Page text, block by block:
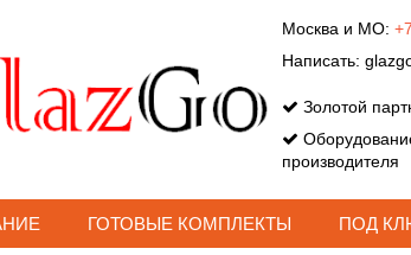
Москва и МО:
Написать:
Золотой
производителя
ГОТОВЫЕ КОМПЛЕКТЫ ПОД